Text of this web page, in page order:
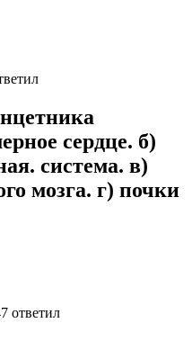
сердце. б)
система. в)
мозга. г) почки
ответил